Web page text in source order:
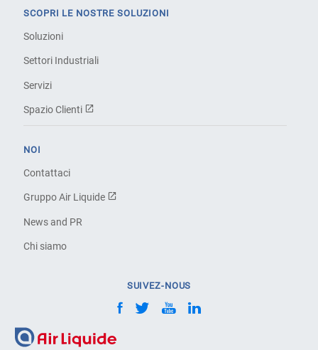
SCOPRI LE NOSTRE SOLUZIONI
Soluzioni
Settori Industriali
Servizi
Spazio Clienti
NOI
Contattaci
Gruppo Air Liquide
News and PR
Chi siamo
SUIVEZ-NOUS